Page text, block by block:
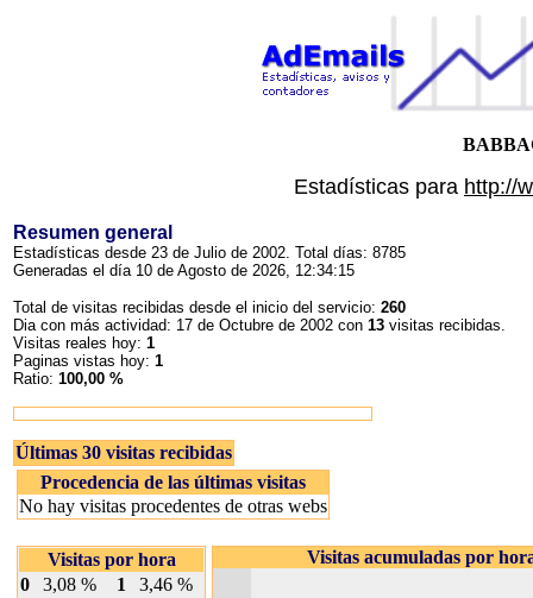
Estadísticas para http://
Resumen general
Estadísticas desde 23 de Julio de 2002. Total días: 8785
Generadas el día 10 de Agosto de 2026, 12:34:15
Total de visitas recibidas desde el inicio del servicio: 260
Dia con más actividad: 17 de Octubre de 2002 con 13 visitas recibidas.
Visitas reales hoy: 1
Paginas vistas hoy: 1
Ratio: 100,00 %
Últimas 30 visitas recibidas
Procedencia de las últimas visitas
No hay visitas procedentes de otras webs
Visitas por hora
0
3,08 % 1
3,46 %
Visitas acumuladas por